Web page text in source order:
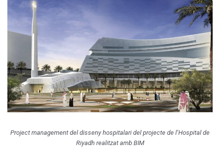
Project management del disseny hospitalari del projecte de l’Hospital de
Riyadh realitzat amb BIM